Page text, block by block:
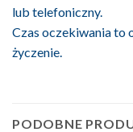
lub telefoniczny.
Czas oczekiwania to
życzenie.
PODOBNE